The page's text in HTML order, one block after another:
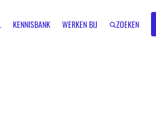
KENNISBANK WERKEN BIJ ZOEKEN